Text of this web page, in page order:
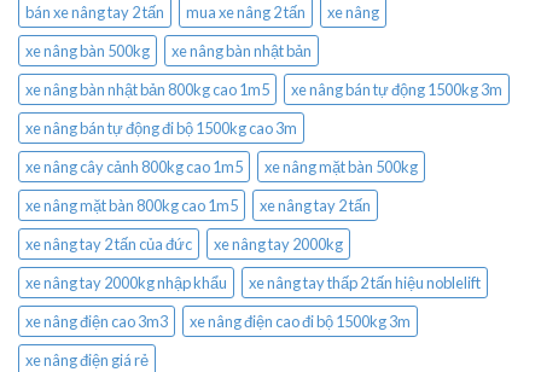
bán xe nâng tay 2 tấn
mua xe nâng 2 tấn
xe nâng
xe nâng bàn 500kg
xe nâng bàn nhật bản
xe nâng bàn nhật bản 800kg cao 1m5
xe nâng bán tự động 1500kg 3m
xe nâng bán tự động đi bộ 1500kg cao 3m
xe nâng cây cảnh 800kg cao 1m5
xe nâng mặt bàn 500kg
xe nâng mặt bàn 800kg cao 1m5
xe nâng tay 2 tấn
xe nâng tay 2 tấn của đức
xe nâng tay 2000kg
xe nâng tay 2000kg nhập khẩu
xe nâng tay thấp 2 tấn hiệu noblelift
xe nâng điện cao 3m3
xe nâng điện cao đi bộ 1500kg 3m
xe nâng điện giá rẻ